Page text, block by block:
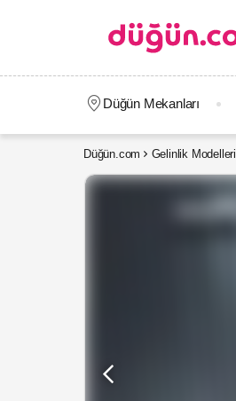
Düğün Mekanları
Düğün.com Gelinlik Modelleri